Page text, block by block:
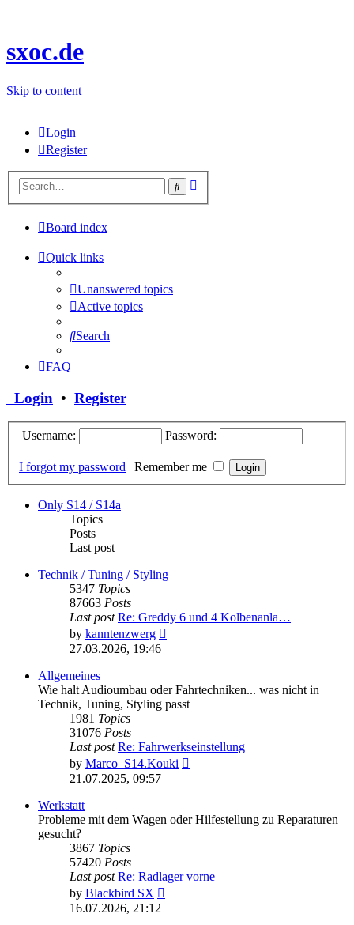
sxoc.de
Skip to content
Login
Register
Search
Board index
Quick links
Unanswered topics
Active topics
Search
FAQ
Login • Register
Username: Password:
I forgot my password | Remember me
Only S14 / S14a
Topics
Posts
Last post
Technik / Tuning / Styling
5347 Topics
87663 Posts
Last post Re: Greddy 6 und 4 Kolbenanla…
by kanntenzwerg
27.03.2026, 19:46
Allgemeines
Wie halt Audioumbau oder Fahrtechniken... was nicht in
Technik, Tuning, Styling passt
1981 Topics
31076 Posts
Last post Re: Fahrwerkseinstellung
by Marco_S14.Kouki
21.07.2025, 09:57
Werkstatt
Probleme mit dem Wagen oder Hilfestellung zu Reparaturen
gesucht?
3867 Topics
57420 Posts
Last post Re: Radlager vorne
by Blackbird SX
16.07.2026, 21:12